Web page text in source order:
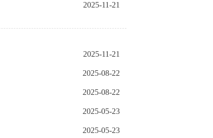
2025-11-21
2025-11-21
2025-08-22
2025-08-22
2025-05-23
2025-05-23